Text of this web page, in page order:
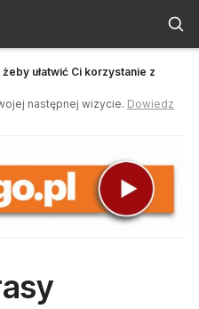
ułatwić Ci korzystanie z
następnej wizycie. Dowiedz